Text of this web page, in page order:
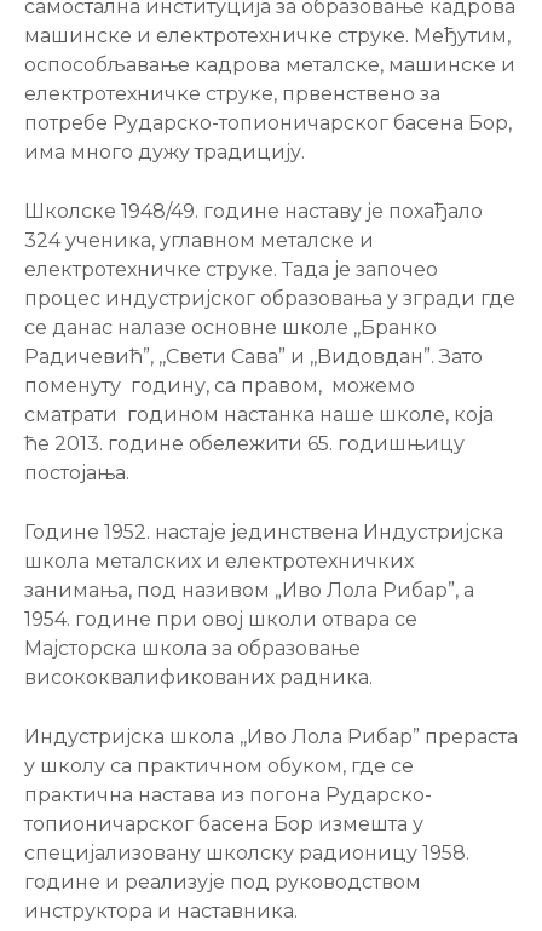
самостална институција за образовање кадрова
машинске и електротехничке струке. Међутим,
оспособљавање кадрова металске, машинске и
електротехничке струке, првенствено за
потребе Рударско-топионичарског басена Бор,
има много дужу традицију.
Школске 1948/49. године наставу је похађало
324 ученика, углавном металске и
електротехничке струке. Тада је започео
процес индустријског образовања у згради где
се данас налазе основне школе ,,Бранко
Радичевић”, ,,Свети Сава” и ,,Видовдан”. Зато
поменуту годину, са правом, можемо
сматрати годином настанка наше школе, која
ће 2013. године обележити 65. годишњицу
постојања.
Године 1952. настаје јединствена Индустријска
школа металских и електротехничких
занимања, под називом „Иво Лола Рибар”, а
1954. године при овој школи отвара се
Мајсторска школа за образовање
висококвалификованих радника.
Индустријска школа ,,Иво Лола Рибар” прераста
у школу са практичном обуком, где се
практична настава из погона Рударско-
топионичарског басена Бор измешта у
специјализовану школску радионицу 1958.
године и реализује под руководством
инструктора и наставника.